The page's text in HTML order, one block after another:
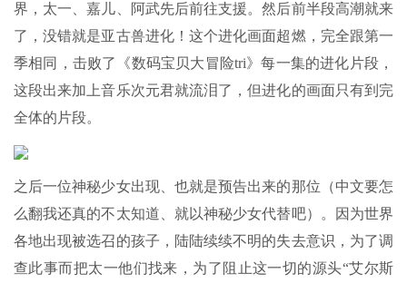
界，太一、嘉儿、阿武先后前往支援。然后前半段高潮就来
了，没错就是亚古兽进化！这个进化画面超燃，完全跟第一
季相同，击败了《数码宝贝大冒险tri》每一集的进化片段，
这段出来加上音乐次元君就流泪了，但进化的画面只有到完
全体的片段。
之后一位神秘少女出现、也就是预告出来的那位（中文要怎
么翻我还真的不太知道、就以神秘少女代替吧）。因为世界
各地出现被选召的孩子，陆陆续续不明的失去意识，为了调
查此事而把太一他们找来，为了阻止这一切的源头“艾尔斯